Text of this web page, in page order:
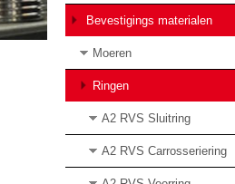
Bevestigings materialen
Moeren
Ringen
A2 RVS Sluitring
A2 RVS Carrosseriering